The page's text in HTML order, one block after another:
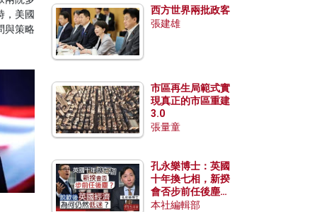
，美國
與策略
西方世界兩批政客
張建雄
市區再生局範式實
現真正的市區重建
3.0
張量童
孔永樂博士：英國
十年換七相，新揆
會否步前任後塵？
脫歐後英國經濟為
本社編輯部